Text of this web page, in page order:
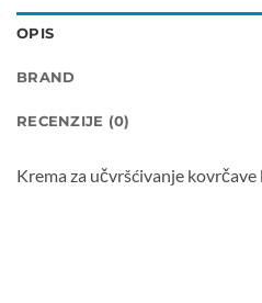
OPIS
BRAND
RECENZIJE (0)
Krema za učvršćivanje kovrčave